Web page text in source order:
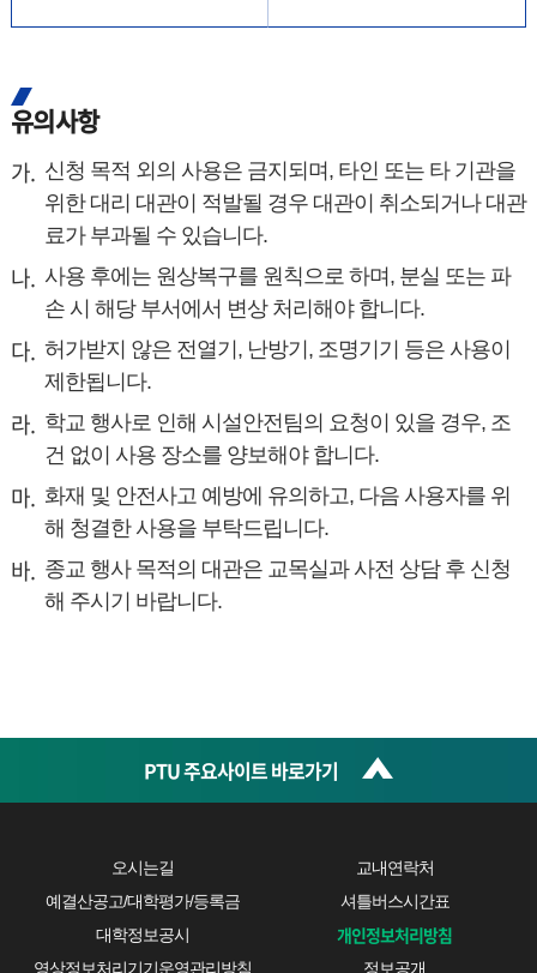
유의사항
신청 목적 외의 사용은 금지되며, 타인 또는 타 기관을
위한 대리 대관이 적발될 경우 대관이 취소되거나 대관
료가 부과될 수 있습니다.
사용 후에는 원상복구를 원칙으로 하며, 분실 또는 파
손 시 해당 부서에서 변상 처리해야 합니다.
허가받지 않은 전열기, 난방기, 조명기기 등은 사용이
제한됩니다.
학교 행사로 인해 시설안전팀의 요청이 있을 경우, 조
건 없이 사용 장소를 양보해야 합니다.
화재 및 안전사고 예방에 유의하고, 다음 사용자를 위
해 청결한 사용을 부탁드립니다.
종교 행사 목적의 대관은 교목실과 사전 상담 후 신청
해 주시기 바랍니다.
PTU 주요사이트 바로가기
오시는길
교내연락처
예결산공고/대학평가/등록금
셔틀버스시간표
대학정보공시
개인정보처리방침
영상정보처리기기운영관리방침 정보공개